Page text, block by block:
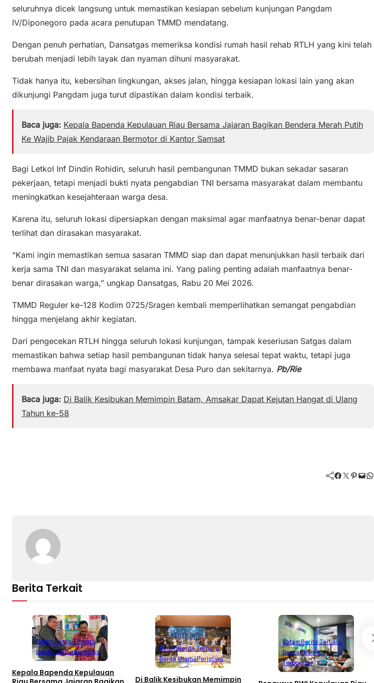
seluruhnya dicek langsung untuk memastikan kesiapan sebelum kunjungan Pangdam
IV/Diponegoro pada acara penutupan TMMD mendatang.
Dengan penuh perhatian, Dansatgas memeriksa kondisi rumah hasil rehab RTLH yang kini telah
berubah menjadi lebih layak dan nyaman dihuni masyarakat.
Tidak hanya itu, kebersihan lingkungan, akses jalan, hingga kesiapan lokasi lain yang akan
dikunjungi Pangdam juga turut dipastikan dalam kondisi terbaik.
Baca juga: Kepala Bapenda Kepulauan Riau Bersama Jajaran Bagikan Bendera Merah Putih
Ke Wajib Pajak Kendaraan Bermotor di Kantor Samsat
Bagi Letkol Inf Dindin Rohidin, seluruh hasil pembangunan TMMD bukan sekadar sasaran
pekerjaan, tetapi menjadi bukti nyata pengabdian TNI bersama masyarakat dalam membantu
meningkatkan kesejahteraan warga desa.
Karena itu, seluruh lokasi dipersiapkan dengan maksimal agar manfaatnya benar-benar dapat
terlihat dan dirasakan masyarakat.
“Kami ingin memastikan semua sasaran TMMD siap dan dapat menunjukkan hasil terbaik dari
kerja sama TNI dan masyarakat selama ini. Yang paling penting adalah manfaatnya benar-
benar dirasakan warga,” ungkap Dansatgas, Rabu 20 Mei 2026.
TMMD Reguler ke-128 Kodim 0725/Sragen kembali memperlihatkan semangat pengabdian
hingga menjelang akhir kegiatan.
Dari pengecekan RTLH hingga seluruh lokasi kunjungan, tampak keseriusan Satgas dalam
memastikan bahwa setiap hasil pembangunan tidak hanya selesai tepat waktu, tetapi juga
membawa manfaat nyata bagi masyarakat Desa Puro dan sekitarnya. Pb/Rie
Baca juga: Di Balik Kesibukan Memimpin Batam, Amsakar Dapat Kejutan Hangat di Ulang
Tahun ke-58
Facebook Twitter Pinterest Mail WhatsApp
Berita Terkait
BatamBerita Terbaru
Berita UtamaPeristiwa
Kepala Bapenda Kepulauan
BatamBerita Terbaru
Berita UtamaPeristiwa
Di Balik Kesibukan Memimpin
BatamBerita Terbaru
Berita Utama
Terpopuler